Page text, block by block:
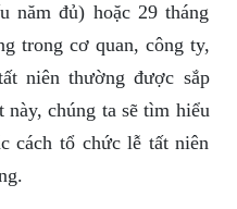
năm đủ) hoặc 29 tháng
trong cơ quan, công ty,
niên thường được sắp
chúng ta sẽ tìm hiểu
cách tổ chức lễ tất niên